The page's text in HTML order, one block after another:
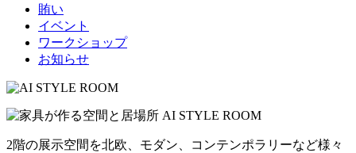
賄い
イベント
ワークショップ
お知らせ
2階の展示空間を北欧、モダン、コンテンポラリーなど様々